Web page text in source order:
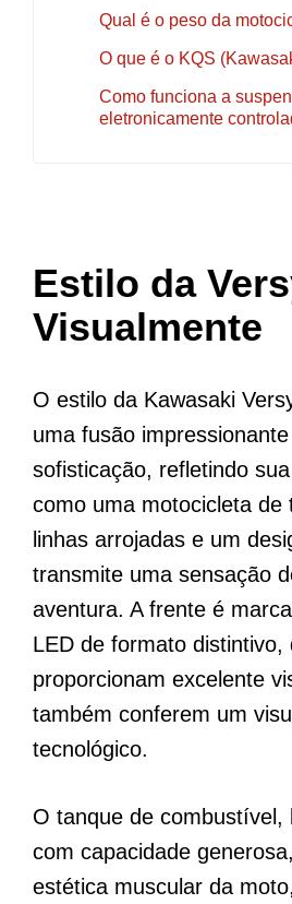
Qual é o peso da
O que é o KQS
Como funciona a
eletronicamente
Estilo da
Visualmente
O estilo da Kawasaki
uma fusão
sofisticação, refletindo
como uma motocicleta de
linhas arrojadas e um
transmite uma sensação
aventura. A frente é
LED de formato distintivo,
proporcionam excelente
também conferem um
tecnológico.
O tanque de combustível,
com capacidade
estética muscular da